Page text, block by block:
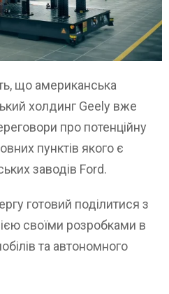
що американська
холдинг Geely вже
про потенційну
пунктів якого є
заводів Ford.
готовий поділитися з
своїми розробками в
та автономного